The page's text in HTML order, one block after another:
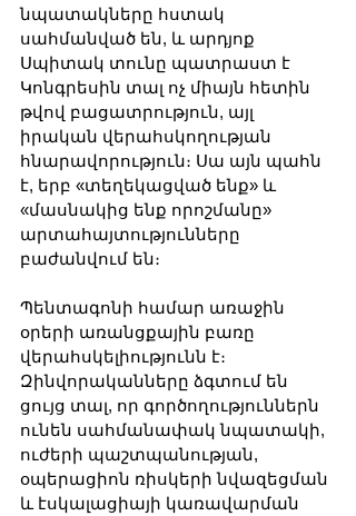
նպատակները հստակ
սահմանված են, և արդյոք
Սպիտակ տունը պատրաստ է
Կոնգրեսին տալ ոչ միայն հետին
թվով բացատրություն, այլ
իրական վերահսկողության
հնարավորություն։ Սա այն պահն
է, երբ «տեղեկացված ենք» և
«մասնակից ենք որոշմանը»
արտահայտությունները
բաժանվում են։
Պենտագոնի համար առաջին
օրերի առանցքային բառը
վերահսկելիությունն է։
Զինվորականները ձգտում են
ցույց տալ, որ գործողություններն
ունեն սահմանափակ նպատակի,
ուժերի պաշտպանության,
օպերացիոն ռիսկերի նվազեցման
և էսկալացիայի կառավարման